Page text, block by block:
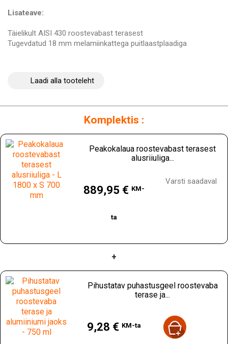
Lisateave:
Täielikult AISI 430 roostevabast terasest
Tugevdatud 18 mm melamiinkattega puitlaastplaadiga
Laadi alla tooteleht
Komplektis :
Peakokalaua roostevabast terasest
alusriiuliga...
889,95 € KM-
ta
Varsti saadaval
+
Pihustatav puhastusgeel roostevaba
terase ja...
9,28 € KM-ta